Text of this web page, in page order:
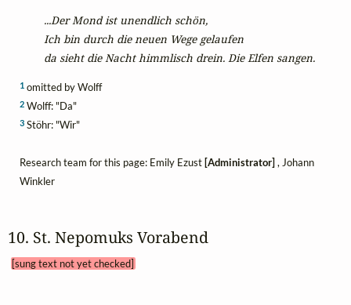
...Der Mond ist unendlich schön,
Ich bin durch die neuen Wege gelaufen
da sieht die Nacht himmlisch drein. Die Elfen sangen.
1omitted by Wolff
2Wolff: "Da"
3Stöhr: "Wir"
Research team for this page: Emily Ezust [Administrator] , Johann
Winkler
10. St. Nepomuks Vorabend
[sung text not yet checked]